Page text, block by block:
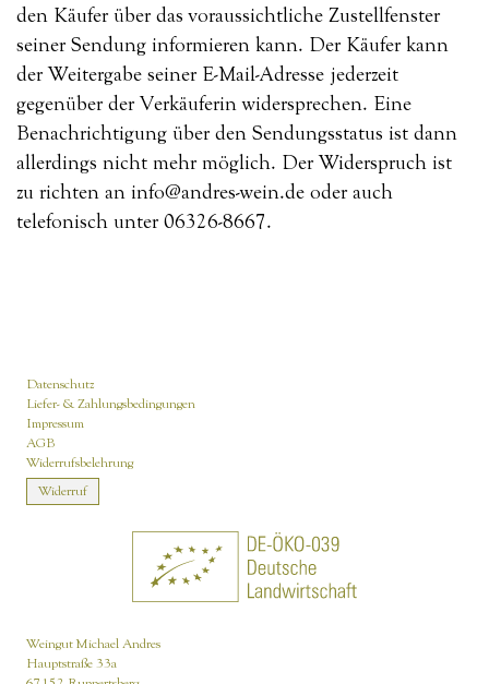
den Käufer über das voraussichtliche Zustellfenster
seiner Sendung informieren kann. Der Käufer kann
der Weitergabe seiner E-Mail-Adresse jederzeit
gegenüber der Verkäuferin widersprechen. Eine
Benachrichtigung über den Sendungsstatus ist dann
allerdings nicht mehr möglich. Der Widerspruch ist
zu richten an info@andres-wein.de oder auch
telefonisch unter 06326-8667.
Datenschutz
Liefer- & Zahlungsbedingungen
Impressum
AGB
Widerrufsbelehrung
Widerruf
Weingut Michael Andres
Hauptstraße 33a